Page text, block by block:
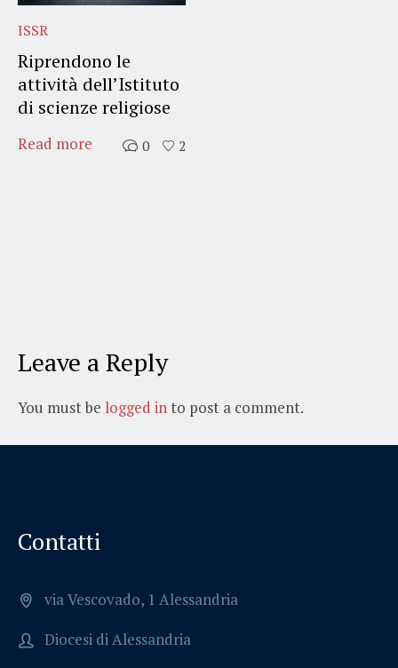
ISSR
Riprendono le
attività dell’Istituto
di scienze religiose
0 2
Read more
Leave a Reply
You must be logged into post a comment.
Contatti
via Vescovado, 1 Alessandria
Diocesi di Alessandria